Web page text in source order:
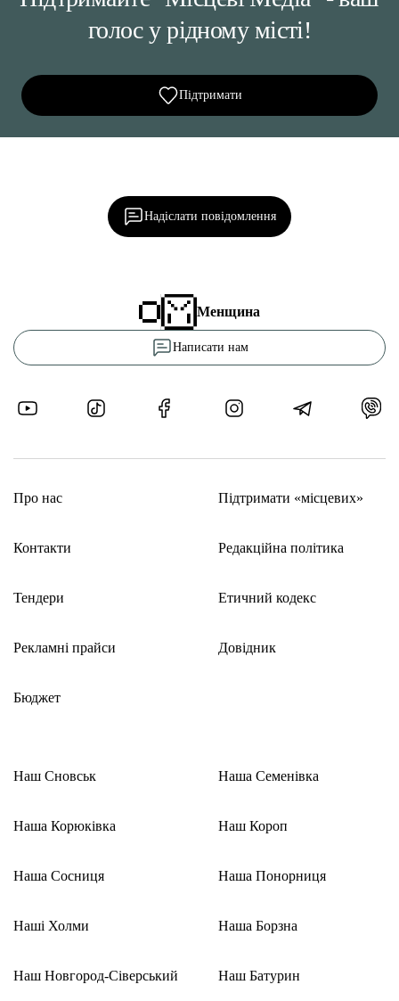
голос у рідному місті!
Підтримати
Надіслати повідомлення
Менщина
Написати нам
Про нас
Контакти
Тендери
Рекламні прайси
Бюджет
Підтримати «місцевих»
Редакційна політика
Етичний кодекс
Довідник
Наш Сновськ
Наша Корюківка
Наша Сосниця
Наші Холми
Наш Новгород-Сіверський
Наша Семенівка
Наш Короп
Наша Понорниця
Наша Борзна
Наш Батурин